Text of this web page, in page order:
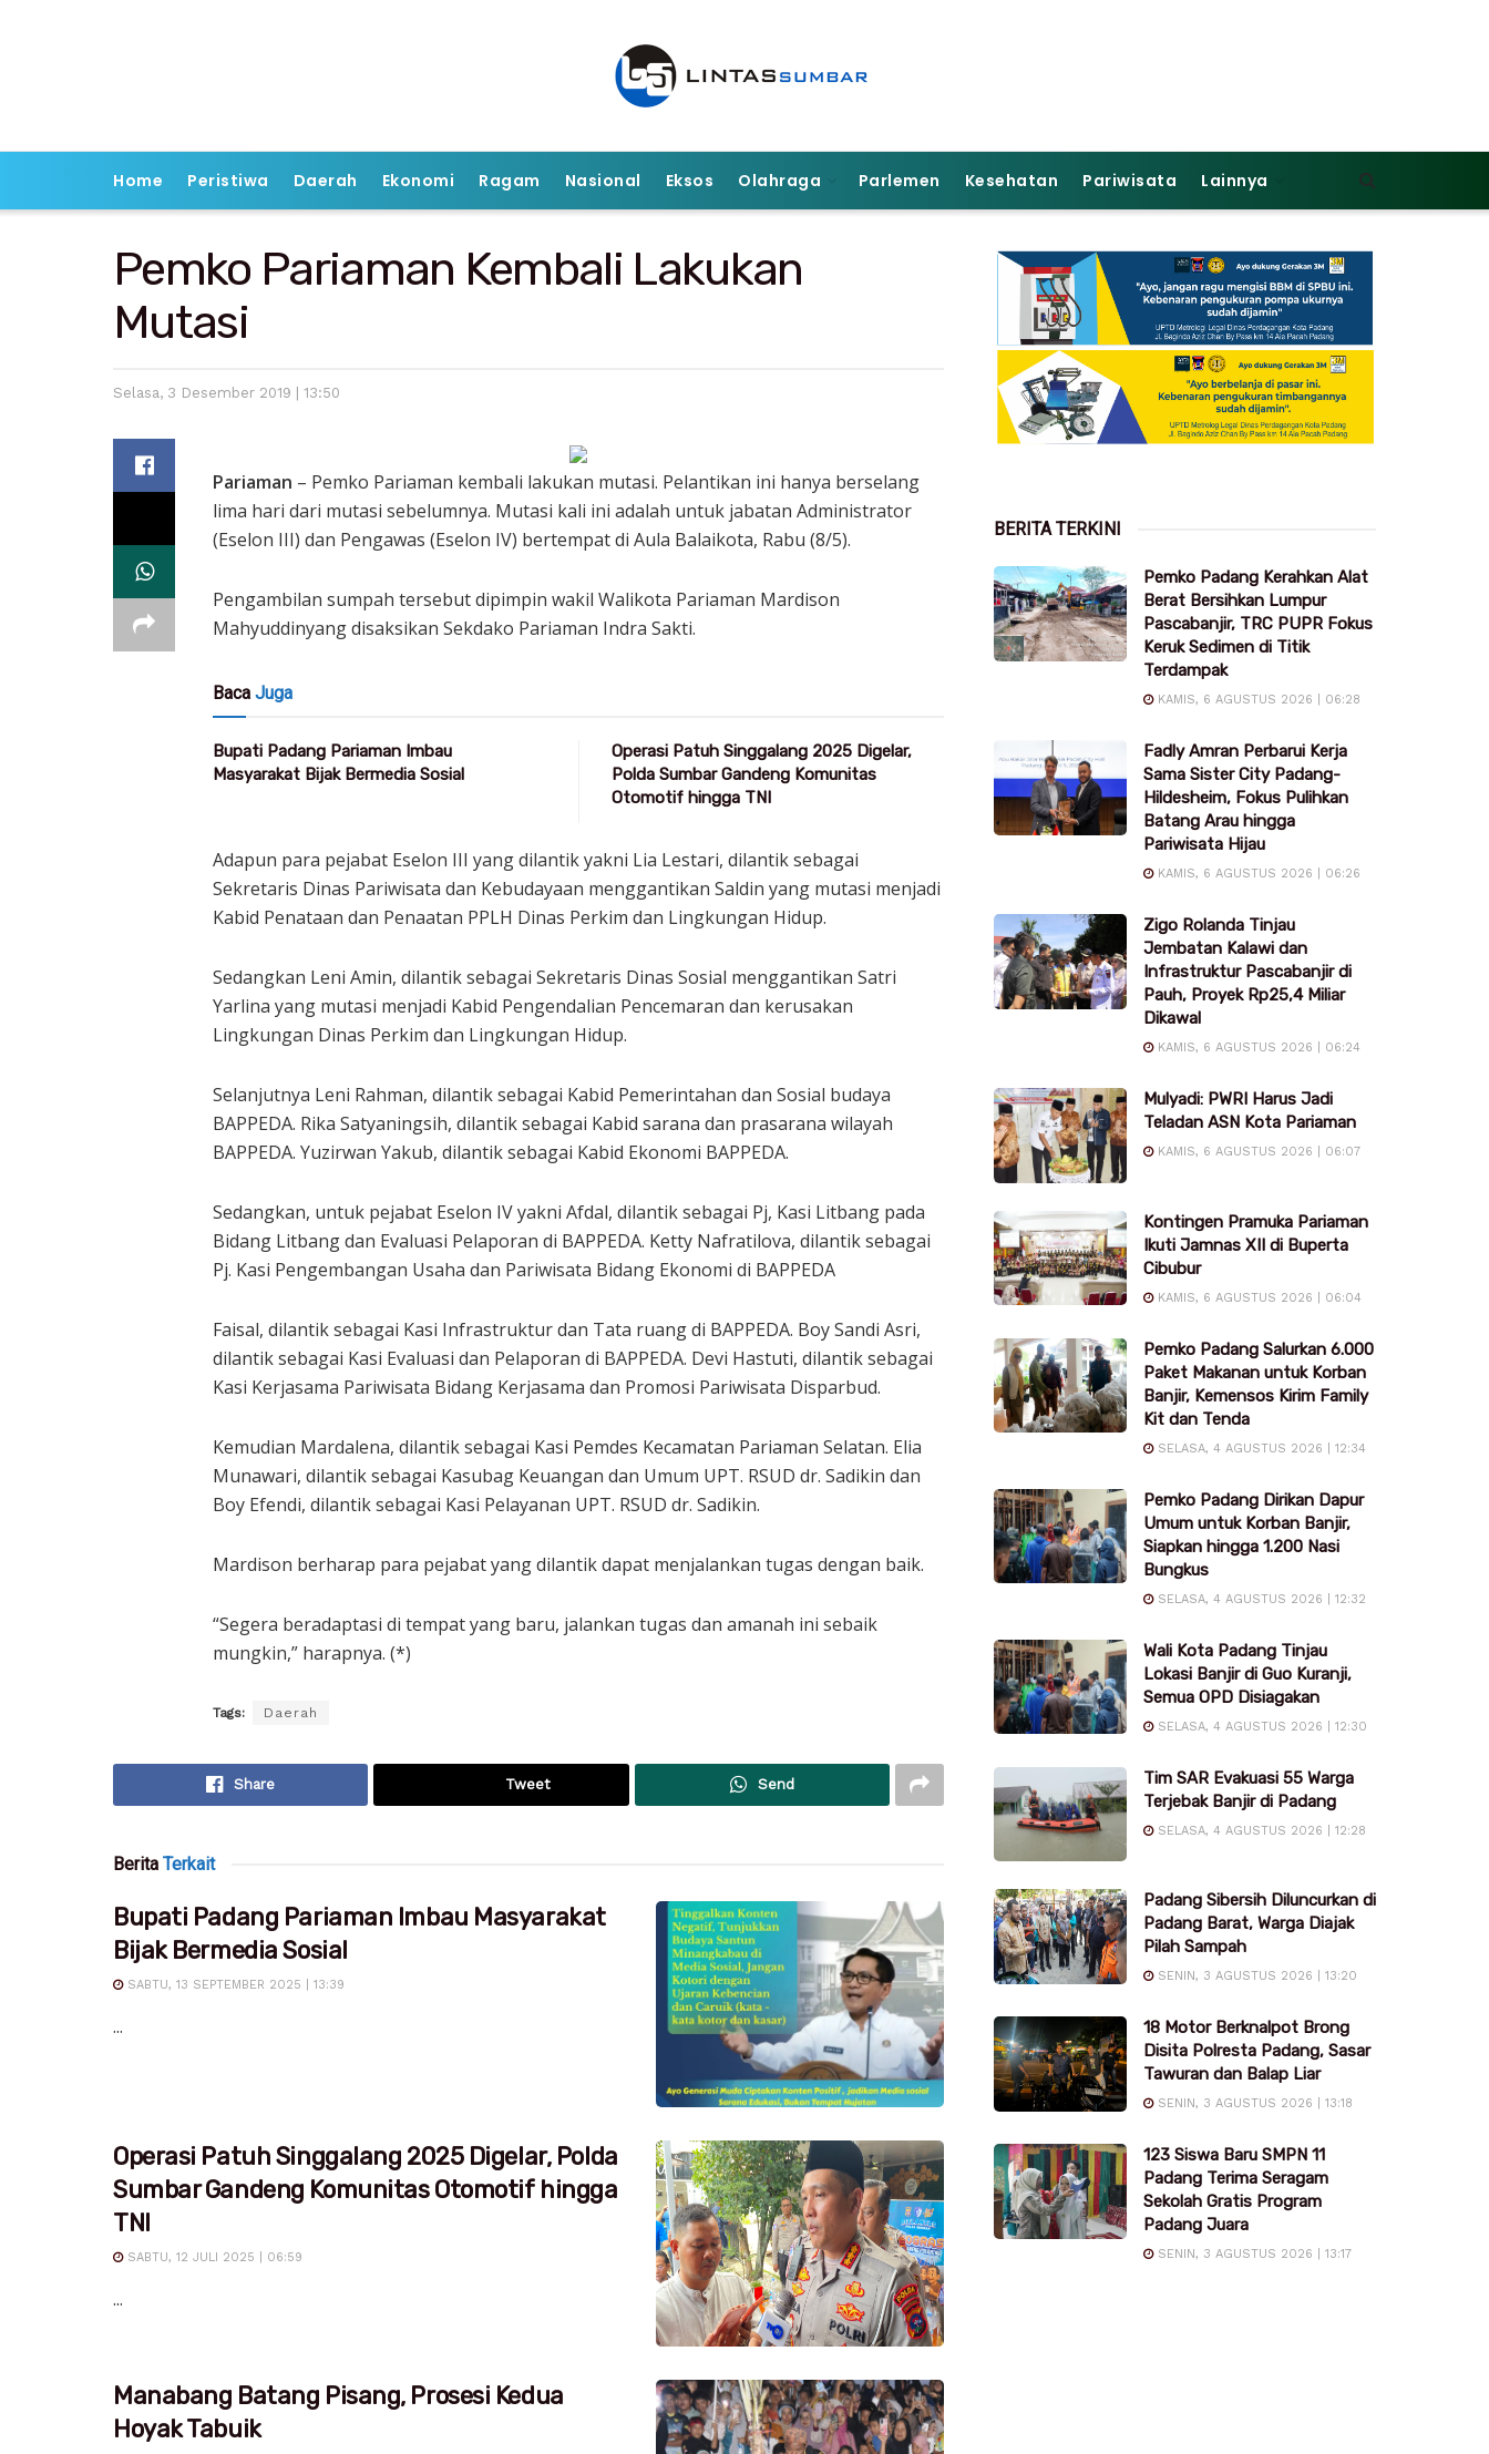
Home Peristiwa Daerah Ekonomi Ragam Nasional Eksos Olahraga Parlemen Kesehatan Pariwisata Lainnya
Pemko Pariaman Kembali Lakukan
Mutasi
Selasa, 3 Desember 2019 | 13:50
Pariaman – Pemko Pariaman kembali lakukan mutasi. Pelantikan ini hanya berselang
lima hari dari mutasi sebelumnya. Mutasi kali ini adalah untuk jabatan Administrator
(Eselon III) dan Pengawas (Eselon IV) bertempat di Aula Balaikota, Rabu (8/5).
Pengambilan sumpah tersebut dipimpin wakil Walikota Pariaman Mardison
Mahyuddinyang disaksikan Sekdako Pariaman Indra Sakti.
Baca Juga
Bupati Padang Pariaman Imbau
Masyarakat Bijak Bermedia Sosial
Operasi Patuh Singgalang 2025 Digelar,
Polda Sumbar Gandeng Komunitas
Otomotif hingga TNI
Adapun para pejabat Eselon III yang dilantik yakni Lia Lestari, dilantik sebagai
Sekretaris Dinas Pariwisata dan Kebudayaan menggantikan Saldin yang mutasi menjadi
Kabid Penataan dan Penaatan PPLH Dinas Perkim dan Lingkungan Hidup.
Sedangkan Leni Amin, dilantik sebagai Sekretaris Dinas Sosial menggantikan Satri
Yarlina yang mutasi menjadi Kabid Pengendalian Pencemaran dan kerusakan
Lingkungan Dinas Perkim dan Lingkungan Hidup.
Selanjutnya Leni Rahman, dilantik sebagai Kabid Pemerintahan dan Sosial budaya
BAPPEDA. Rika Satyaningsih, dilantik sebagai Kabid sarana dan prasarana wilayah
BAPPEDA. Yuzirwan Yakub, dilantik sebagai Kabid Ekonomi BAPPEDA.
Sedangkan, untuk pejabat Eselon IV yakni Afdal, dilantik sebagai Pj, Kasi Litbang pada
Bidang Litbang dan Evaluasi Pelaporan di BAPPEDA. Ketty Nafratilova, dilantik sebagai
Pj. Kasi Pengembangan Usaha dan Pariwisata Bidang Ekonomi di BAPPEDA
Faisal, dilantik sebagai Kasi Infrastruktur dan Tata ruang di BAPPEDA. Boy Sandi Asri,
dilantik sebagai Kasi Evaluasi dan Pelaporan di BAPPEDA. Devi Hastuti, dilantik sebagai
Kasi Kerjasama Pariwisata Bidang Kerjasama dan Promosi Pariwisata Disparbud.
Kemudian Mardalena, dilantik sebagai Kasi Pemdes Kecamatan Pariaman Selatan. Elia
Munawari, dilantik sebagai Kasubag Keuangan dan Umum UPT. RSUD dr. Sadikin dan
Boy Efendi, dilantik sebagai Kasi Pelayanan UPT. RSUD dr. Sadikin.
Mardison berharap para pejabat yang dilantik dapat menjalankan tugas dengan baik.
“Segera beradaptasi di tempat yang baru, jalankan tugas dan amanah ini sebaik
mungkin,” harapnya. (*)
Tags: Daerah
Share Tweet Send
Berita Terkait
Bupati Padang Pariaman Imbau Masyarakat
Bijak Bermedia Sosial
SABTU, 13 SEPTEMBER 2025 | 13:39
...
Operasi Patuh Singgalang 2025 Digelar, Polda
Sumbar Gandeng Komunitas Otomotif hingga
TNI
SABTU, 12 JULI 2025 | 06:59
...
Manabang Batang Pisang, Prosesi Kedua
Hoyak Tabuik
BERITA TERKINI
Pemko Padang Kerahkan Alat
Berat Bersihkan Lumpur
Pascabanjir, TRC PUPR Fokus
Keruk Sedimen di Titik
Terdampak
KAMIS, 6 AGUSTUS 2026 | 06:28
Fadly Amran Perbarui Kerja
Sama Sister City Padang-
Hildesheim, Fokus Pulihkan
Batang Arau hingga
Pariwisata Hijau
KAMIS, 6 AGUSTUS 2026 | 06:26
Zigo Rolanda Tinjau
Jembatan Kalawi dan
Infrastruktur Pascabanjir di
Pauh, Proyek Rp25,4 Miliar
Dikawal
KAMIS, 6 AGUSTUS 2026 | 06:24
Mulyadi: PWRI Harus Jadi
Teladan ASN Kota Pariaman
KAMIS, 6 AGUSTUS 2026 | 06:07
Kontingen Pramuka Pariaman
Ikuti Jamnas XII di Buperta
Cibubur
KAMIS, 6 AGUSTUS 2026 | 06:04
Pemko Padang Salurkan 6.000
Paket Makanan untuk Korban
Banjir, Kemensos Kirim Family
Kit dan Tenda
SELASA, 4 AGUSTUS 2026 | 12:34
Pemko Padang Dirikan Dapur
Umum untuk Korban Banjir,
Siapkan hingga 1.200 Nasi
Bungkus
SELASA, 4 AGUSTUS 2026 | 12:32
Wali Kota Padang Tinjau
Lokasi Banjir di Guo Kuranji,
Semua OPD Disiagakan
SELASA, 4 AGUSTUS 2026 | 12:30
Tim SAR Evakuasi 55 Warga
Terjebak Banjir di Padang
SELASA, 4 AGUSTUS 2026 | 12:28
Padang Sibersih Diluncurkan di
Padang Barat, Warga Diajak
Pilah Sampah
SENIN, 3 AGUSTUS 2026 | 13:20
18 Motor Berknalpot Brong
Disita Polresta Padang, Sasar
Tawuran dan Balap Liar
SENIN, 3 AGUSTUS 2026 | 13:18
123 Siswa Baru SMPN 11
Padang Terima Seragam
Sekolah Gratis Program
Padang Juara
SENIN, 3 AGUSTUS 2026 | 13:17